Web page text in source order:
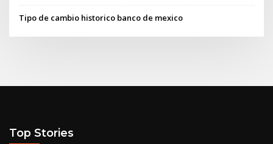
Tipo de cambio historico banco de mexico
Top Stories